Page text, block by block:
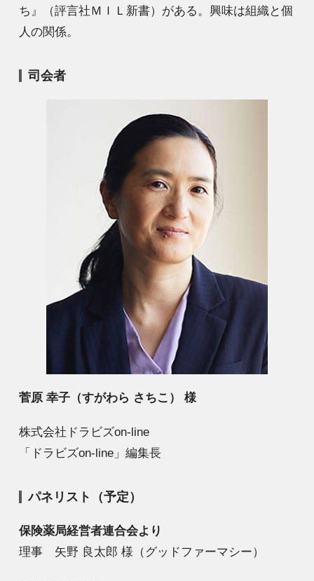
ち』（評言社ＭＩＬ新書）がある。興味は組織と個
人の関係。
司会者
菅原 幸子（すがわら さちこ） 様
株式会社ドラビズon-line
「ドラビズon-line」編集長
パネリスト（予定）
保険薬局経営者連合会より
理事 矢野 良太郎 様（グッドファーマシー）